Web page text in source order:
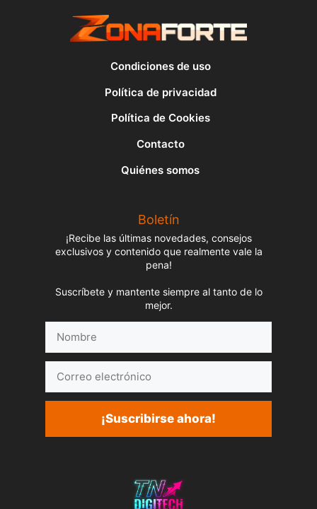
Condiciones de uso
Política de privacidad
Política de Cookies
Contacto
Quiénes somos
Boletín
¡Recibe las últimas novedades, consejos
exclusivos y contenido que realmente vale la
pena!
Suscríbete y mantente siempre al tanto de lo
mejor.
electrónico
¡Suscribirse ahora!